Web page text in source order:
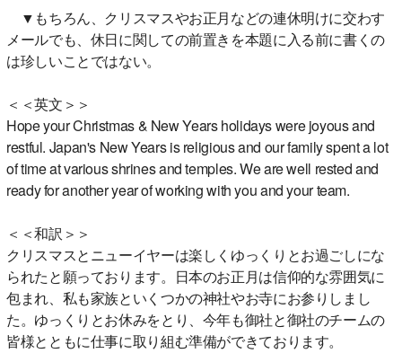
▼もちろん、クリスマスやお正月などの連休明けに交わす
メールでも、休日に関しての前置きを本題に入る前に書くの
は珍しいことではない。
＜＜英文＞＞
Hope your Christmas & New Years holidays were joyous and
restful. Japan's New Years is religious and our family spent a lot
of time at various shrines and temples. We are well rested and
ready for another year of working with you and your team.
＜＜和訳＞＞
クリスマスとニューイヤーは楽しくゆっくりとお過ごしにな
られたと願っております。日本のお正月は信仰的な雰囲気に
包まれ、私も家族といくつかの神社やお寺にお参りしまし
た。ゆっくりとお休みをとり、今年も御社と御社のチームの
皆様とともに仕事に取り組む準備ができております。